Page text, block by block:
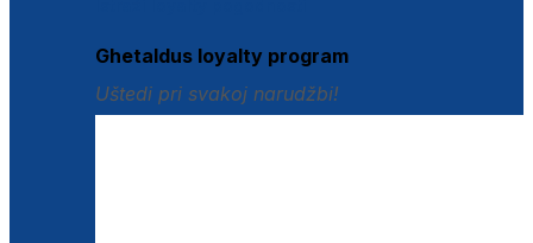
Ghetaldus loyalty program
Uštedi pri svakoj narudžbi!